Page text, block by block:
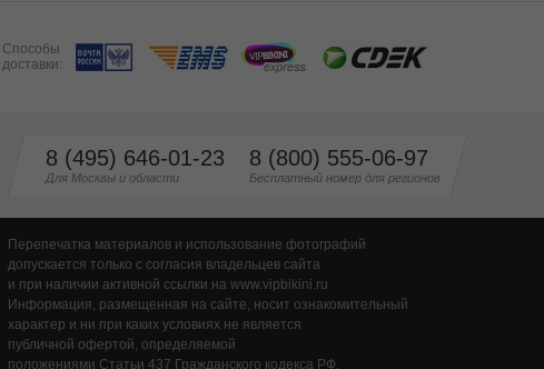
Способы
доставки:
8 (495) 646-01-23
Для Москвы и области
8 (800) 555-06-97
Бесплатный номер для регионов
Перепечатка материалов и использование фотографий
допускается только с согласия владельцев сайта
и при наличии активной ссылки на www.vipbikini.ru
Информация, размещенная на сайте, носит ознакомительный
характер и ни при каких условиях не является
публичной офертой, определяемой
положениями Статьи 437 Гражданского кодекса РФ.